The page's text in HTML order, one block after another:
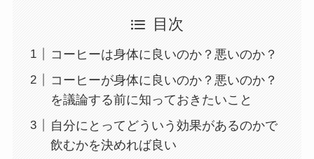
目次
コーヒーは身体に良いのか？悪いのか？
コーヒーが身体に良いのか？悪いのか？
を議論する前に知っておきたいこと
自分にとってどういう効果があるのかで
飲むかを決めれば良い